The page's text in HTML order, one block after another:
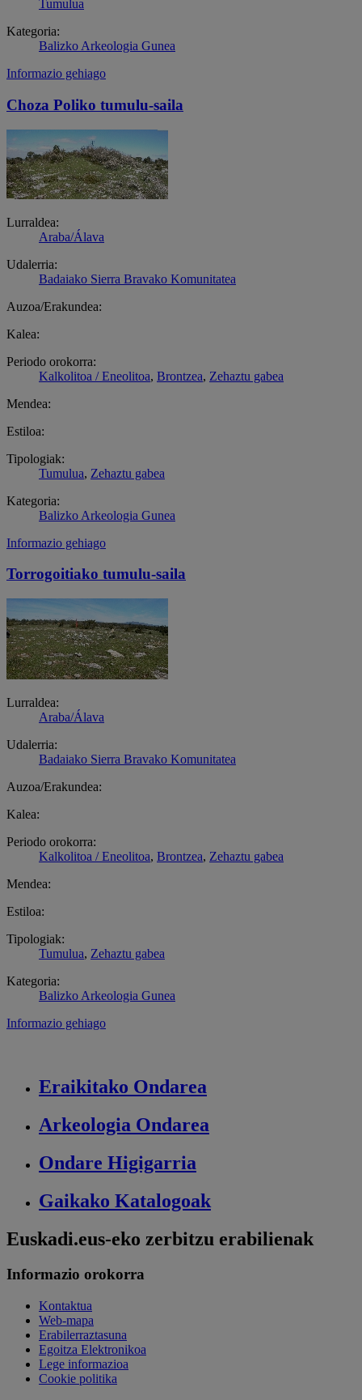
Tumulua
Kategoria:
Balizko Arkeologia Gunea
Informazio gehiago
Choza Poliko tumulu-saila
Lurraldea:
Araba/Álava
Udalerria:
Badaiako Sierra Bravako Komunitatea
Auzoa/Erakundea:
Kalea:
Periodo orokorra:
Kalkolitoa / Eneolitoa, Brontzea, Zehaztu gabea
Mendea:
Estiloa:
Tipologiak:
Tumulua, Zehaztu gabea
Kategoria:
Balizko Arkeologia Gunea
Informazio gehiago
Torrogoitiako tumulu-saila
Lurraldea:
Araba/Álava
Udalerria:
Badaiako Sierra Bravako Komunitatea
Auzoa/Erakundea:
Kalea:
Periodo orokorra:
Kalkolitoa / Eneolitoa, Brontzea, Zehaztu gabea
Mendea:
Estiloa:
Tipologiak:
Tumulua, Zehaztu gabea
Kategoria:
Balizko Arkeologia Gunea
Informazio gehiago
Eraikitako Ondarea
Arkeologia Ondarea
Ondare Higigarria
Gaikako Katalogoak
Euskadi.eus-eko zerbitzu erabilienak
Informazio orokorra
Kontaktua
Web-mapa
Erabilerraztasuna
Egoitza Elektronikoa
Lege informazioa
Cookie politika